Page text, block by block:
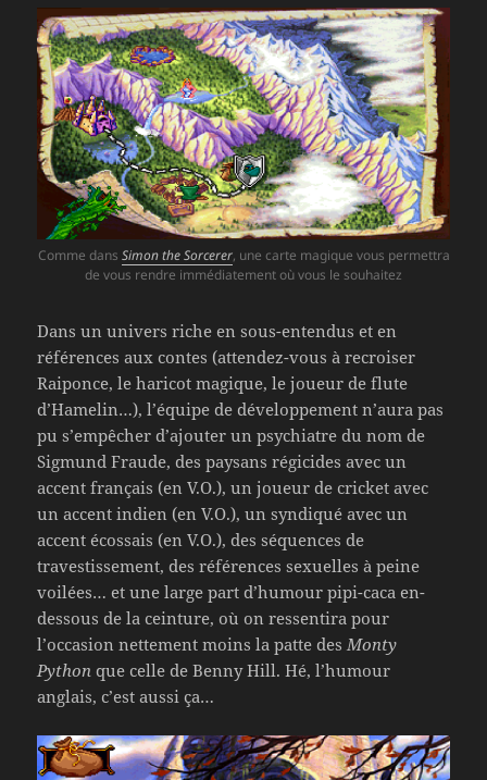
Comme dans Simon the Sorcerer, une carte magique vous permettra
de vous rendre immédiatement où vous le souhaitez
Dans un univers riche en sous-entendus et en
références aux contes (attendez-vous à recroiser
Raiponce, le haricot magique, le joueur de flute
d’Hamelin…), l’équipe de développement n’aura pas
pu s’empêcher d’ajouter un psychiatre du nom de
Sigmund Fraude, des paysans régicides avec un
accent français (en V.O.), un joueur de cricket avec
un accent indien (en V.O.), un syndiqué avec un
accent écossais (en V.O.), des séquences de
travestissement, des références sexuelles à peine
voilées… et une large part d’humour pipi-caca en-
dessous de la ceinture, où on ressentira pour
l’occasion nettement moins la patte desMonty
Python que celle de Benny Hill. Hé, l’humour
anglais, c’est aussi ça…